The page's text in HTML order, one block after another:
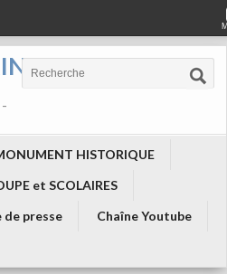
HISTORIQUE
et SCOLAIRES
de presse
Chaîne Youtube